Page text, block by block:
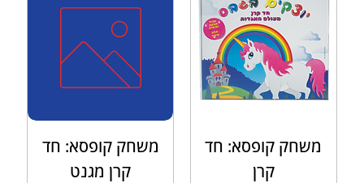
משחק קופסא: חד
קרן
משחק קופסא: חד
קרן מגנט